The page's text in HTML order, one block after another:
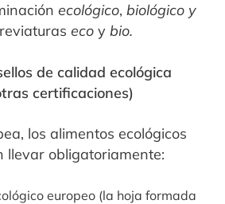
ecológico, biológico y
eco y bio.
de calidad ecológica
certificaciones)
los alimentos ecológicos
llevar obligatoriamente:
europeo (la hoja formada